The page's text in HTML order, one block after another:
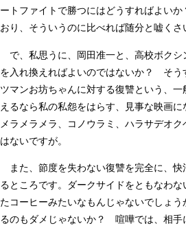
ートファイトで勝つにはどうすればよい
おり、そういうのに比べれば随分と嘘くさ
で、私思うに、岡田准一と、高校ボクシ
を入れ換えればよいのではないか？ そう
ツマンお坊ちゃんに対する復讐という、
えるなら私の私怨をはらす、見事な映画
メラメラメラ、コノウラミ、ハラサデオ
はないですが。
また、節度を失わない復讐を完全に、快
るところです。ダークサイドをともなわ
たコーヒーみたいなもんじゃないでしょ
るのもダメじゃないか？ 喧嘩では、相手